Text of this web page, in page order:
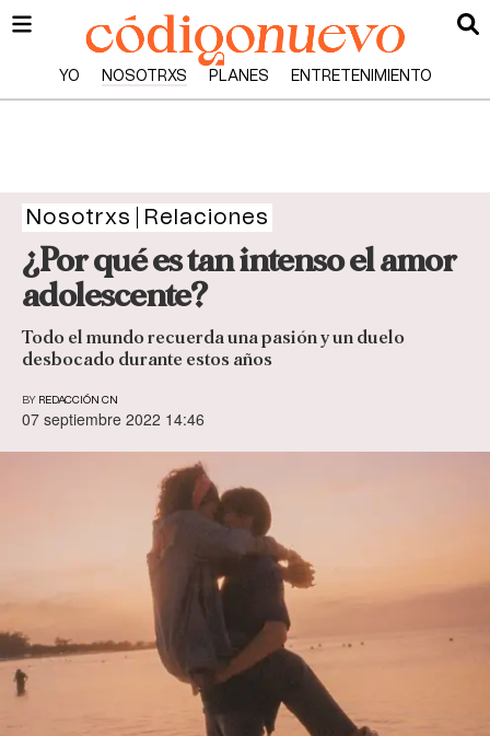
YO NOSOTRXS PLANES ENTRETENIMIENTO
Nosotrxs Relaciones
¿Por qué es tan intenso el amor
adolescente?
Todo el mundo recuerda una pasión y un duelo
desbocado durante estos años
BY REDACCIÓN CN
07 septiembre 2022 14:46